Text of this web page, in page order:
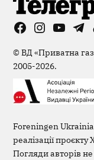
FacebookInstagram
YouTube
©ВД «Приватна
2005-2026.
Foreningen
реалізації
Погляди авторів